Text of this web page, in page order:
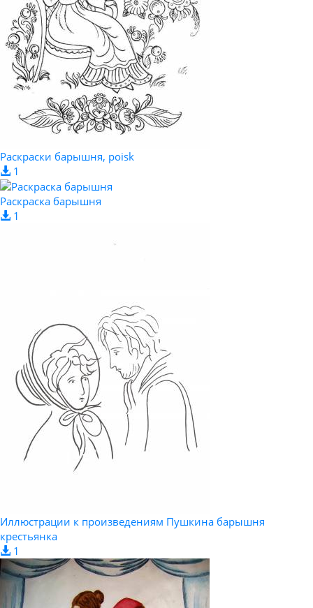
Раскраски барышня, poisk
1
Раскраска барышня
1
Иллюстрации к произведениям Пушкина барышня
крестьянка
1